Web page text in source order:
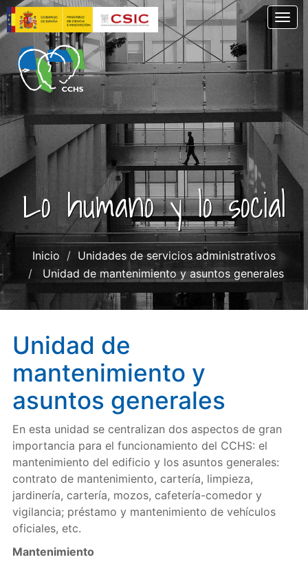
Pasar
al
contenido
principal
Lo humano y lo social
Inicio
Unidades de servicios administrativos
Unidad de mantenimiento y asuntos generales
Unidad de
mantenimiento y
asuntos generales
En esta unidad se centralizan dos aspectos de gran
importancia para el funcionamiento del CCHS: el
mantenimiento del edificio y los asuntos generales:
contrato de mantenimiento, cartería, limpieza,
jardinería, cartería, mozos, cafetería-comedor y
vigilancia; préstamo y mantenimiento de vehículos
oficiales, etc.
Mantenimiento